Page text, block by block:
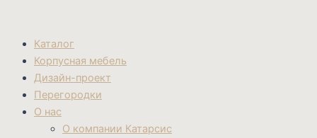
Каталог
Корпусная мебель
Дизайн-проект
Перегородки
О нас
О компании Катарсис